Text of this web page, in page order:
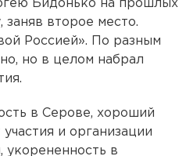
Бидонько на прошлых
заняв второе место.
Россией». По разным
но в целом набрал
в Серове, хороший
и организации
укорененность в